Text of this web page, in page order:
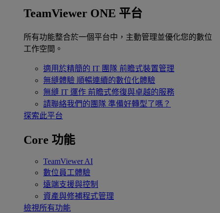
TeamViewer ONE 平台
所有功能整合於一個平台中，主動管理並優化您的數位
工作空間。
適用於精簡的 IT 團隊 前瞻式裝置管理
無縫體驗 順暢連續的數位化體驗
無縫 IT 運作 前瞻式修復與卓越的服務
請聯絡我們的團隊 準備好轉型了嗎？
探索此平台
Core 功能
TeamViewer AI
數位員工體驗
遠端支援與控制
資產與修補程式管理
檢視所有功能